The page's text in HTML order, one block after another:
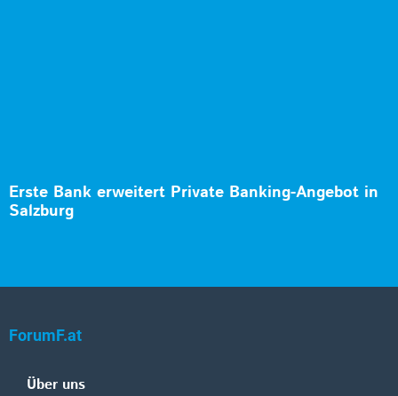
Erste Bank erweitert Private Banking-Angebot in
Salzburg
ForumF.at
Über uns